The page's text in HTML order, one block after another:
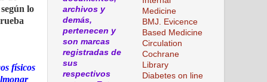
lo
físicos
archivos y
demás,
pertenecen y
son marcas
registradas de
sus
respectivos
Medicine
BMJ. Evicence
Based Medicine
Circulation
Cochrane
Library
Diabetes on line